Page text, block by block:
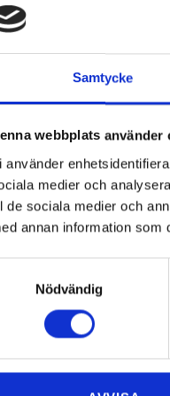
Samtycke
webbplats använder
använder
medier och
de sociala medier och
annan information som
Nödvändig
– vi erbjuder
till att våra kunder
i hela Göteborg och
offert och
här för dig, alla dagar i
är vår prioritet. Vi har
nästa flytt och upplev